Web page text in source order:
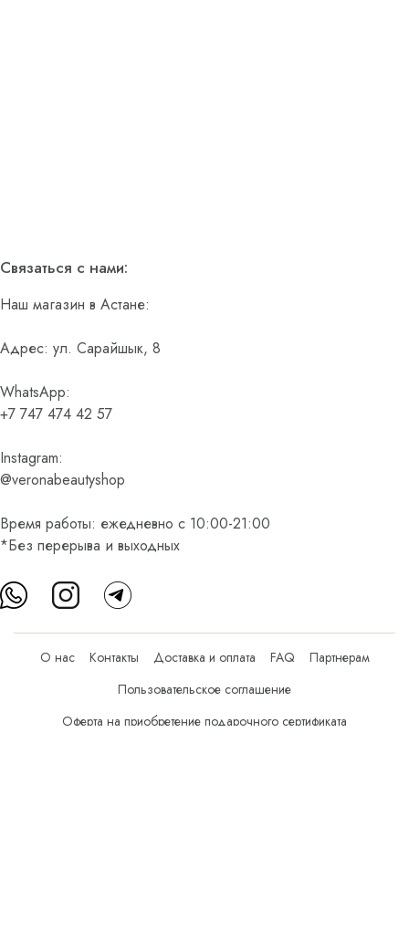
Связаться с нами:
Наш магазин в Астане:
Адрес: ул. Сарайшык, 8
WhatsApp:
+7 747 474 42 57
Instagram:
@veronabeautyshop
Время работы: ежедневно с 10:00-21:00
*Без перерыва и выходных
О нас Контакты Доставка и оплата FAQ
Партнерам
Пользовательское соглашение
Оферта на приобретение подарочного сертификата